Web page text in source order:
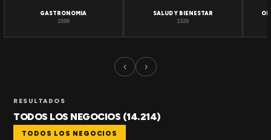
GASTRONOMIA
1508
SALUD Y BIENESTAR
1320
‹ ›
RESULTADOS
TODOS LOS NEGOCIOS (14.214)
TODOS LOS NEGOCIOS